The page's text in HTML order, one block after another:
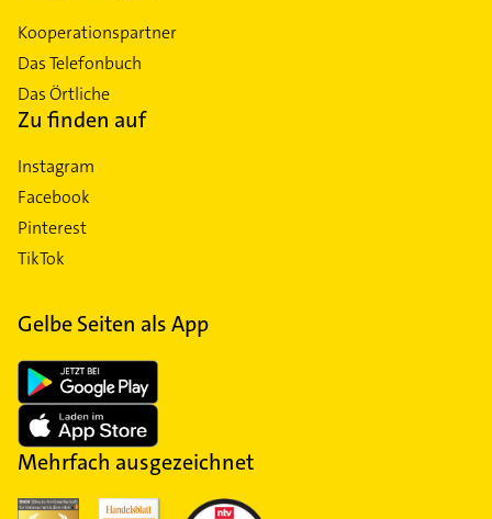
Kooperationspartner
Das Telefonbuch
Das Örtliche
Zu finden auf
Instagram
Facebook
Pinterest
TikTok
Gelbe Seiten als App
Mehrfach ausgezeichnet